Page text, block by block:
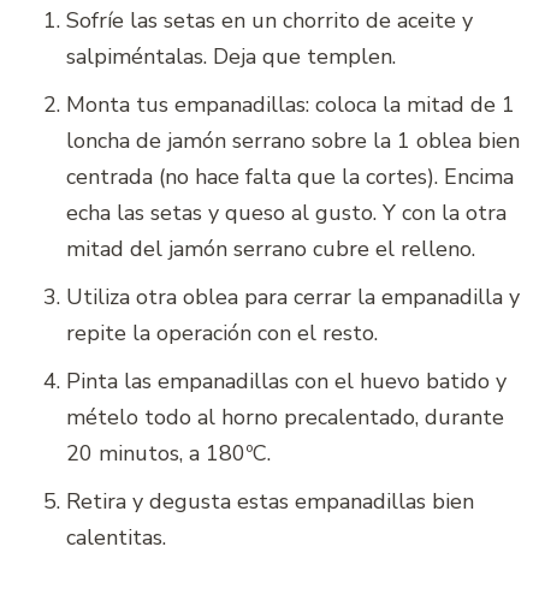
Sofríe las setas en un chorrito de aceite y
salpiméntalas. Deja que templen.
Monta tus empanadillas: coloca la mitad de 1
loncha de jamón serrano sobre la 1 oblea bien
centrada (no hace falta que la cortes). Encima
echa las setas y queso al gusto. Y con la otra
mitad del jamón serrano cubre el relleno.
Utiliza otra oblea para cerrar la empanadilla y
repite la operación con el resto.
Pinta las empanadillas con el huevo batido y
mételo todo al horno precalentado, durante
20 minutos, a 180ºC.
Retira y degusta estas empanadillas bien
calentitas.